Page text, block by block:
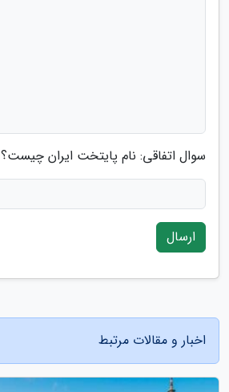
سوال اتفاقی: نام پایتخت ایران چیست؟
ارسال
اخبار و مقالات مرتبط